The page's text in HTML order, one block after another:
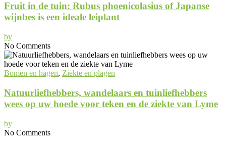
Fruit in de tuin: Rubus phoenicolasius of Japanse
wijnbes is een ideale leiplant
by
No Comments
Bomen en hagen, Ziekte en plagen
Natuurliefhebbers, wandelaars en tuinliefhebbers
wees op uw hoede voor teken en de ziekte van Lyme
by
No Comments